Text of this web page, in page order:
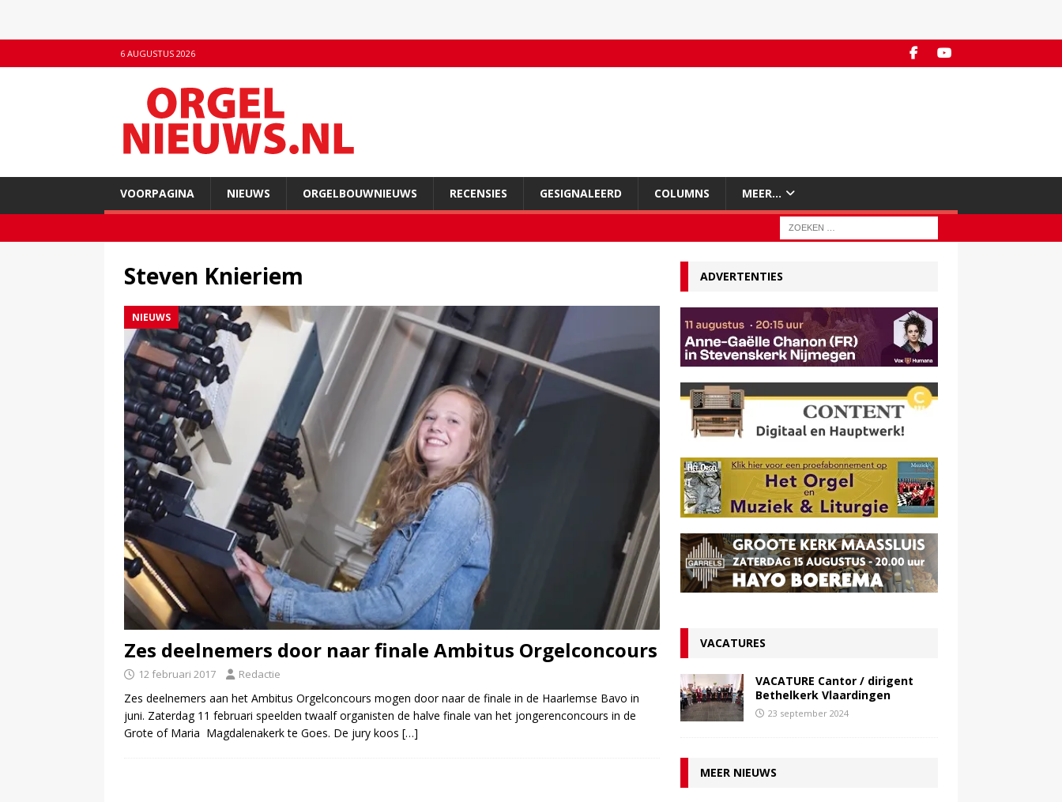
6 AUGUSTUS 2026
VOORPAGINA NIEUWS ORGELBOUWNIEUWS RECENSIES GESIGNALEERD COLUMNS MEER…
Steven Knieriem
NIEUWS
Zes deelnemers door naar finale Ambitus Orgelconcours
12 februari 2017 Redactie
Zes deelnemers aan het Ambitus Orgelconcours mogen door naar de finale in de Haarlemse Bavo in
juni. Zaterdag 11 februari speelden twaalf organisten de halve finale van het jongerenconcours in de
Grote of Maria Magdalenakerk te Goes. De jury koos […]
ADVERTENTIES
VACATURES
VACATURE Cantor / dirigent
Bethelkerk Vlaardingen
23 september 2024
MEER NIEUWS